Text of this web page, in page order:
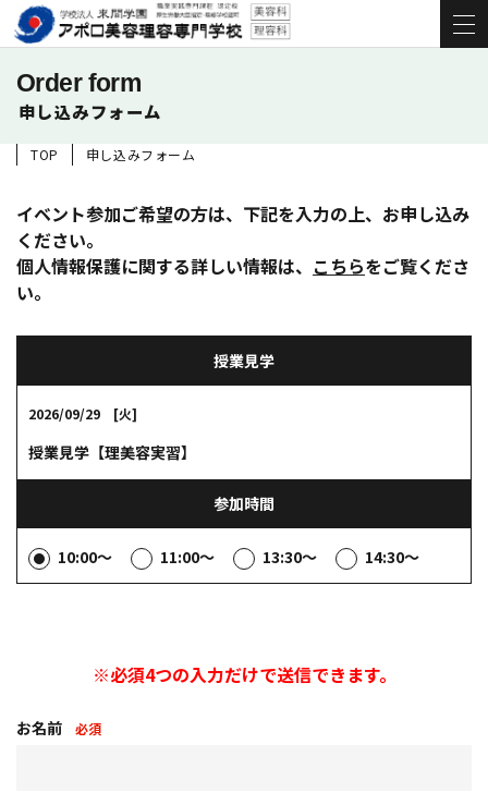
Order form
申し込みフォーム
TOP 申し込みフォーム
イベント参加ご希望の方は、下記を入力の上、お申し込み
ください。
個人情報保護に関する詳しい情報は、 こちらをご覧くださ
い。
授業見学
2026/09/29 [火]
授業見学【理美容実習】
参加時間
10:00～ 11:00～ 13:30～ 14:30～
※必須4つの入力だけで送信できます。
お名前 必須